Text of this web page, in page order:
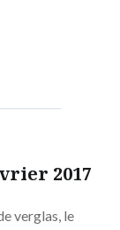
2017
verglas, le